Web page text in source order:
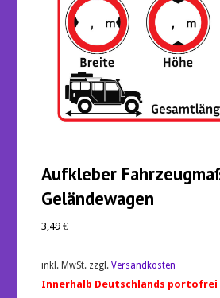
Aufkleber
Geländewagen
3,49€
inkl. MwSt. zzgl.Versandkosten
Innerhalb Deutschlands portofrei